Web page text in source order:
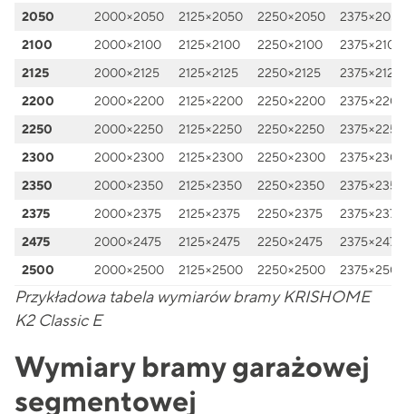
2050
2000×2050 2125×2050 2250×2050
2375×2050
2100
2000×2100 2125×2100 2250×2100
2375×2100
2125
2000×2125 2125×2125 2250×2125
2375×2125
2200
2000×2200 2125×2200 2250×2200
2375×2200
2250
2000×2250 2125×2250 2250×2250
2375×2250
2300
2000×2300 2125×2300 2250×2300
2375×2300
2350
2000×2350 2125×2350 2250×2350
2375×2350
2375
2000×2375 2125×2375 2250×2375
2375×2375
2475
2000×2475 2125×2475 2250×2475
2375×2475
2500
2000×2500 2125×2500 2250×2500 2375×2500
Przykładowa tabela wymiarów bramy KRISHOME
K2 Classic E
Wymiary bramy garażowej
segmentowej